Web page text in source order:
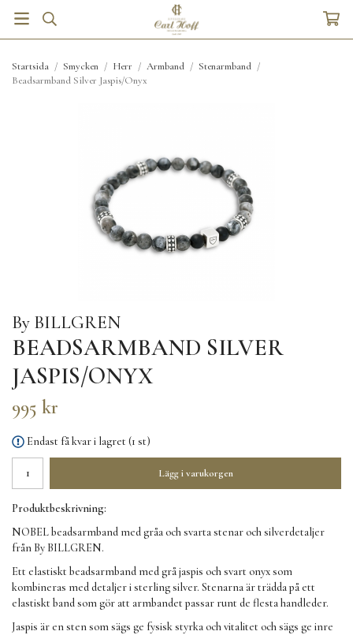
Startsida / Smycken / Herr / Armband / Stenarmband /
Beadsarmband Silver Jaspis/Onyx
By BILLGREN
BEADSARMBAND SILVER
JASPIS/ONYX
995 kr
Endast få kvar i lagret (1 st)
Lägg i varukorgen
Produktbeskrivning:
NOBEL beadsarmband med gråa och svarta stenar och silverdetaljer
från By BILLGREN.
Ett elastiskt beadsarmband med grå jaspis och svart onyx som
kombineras med detaljer i sterling silver. Stenarna är trädda på ett
elastiskt band som gör att armbandet passar runt de flesta handleder.
Jaspis är en sten som sägs ge fysisk styrka och vitalitet och sägs ge inre